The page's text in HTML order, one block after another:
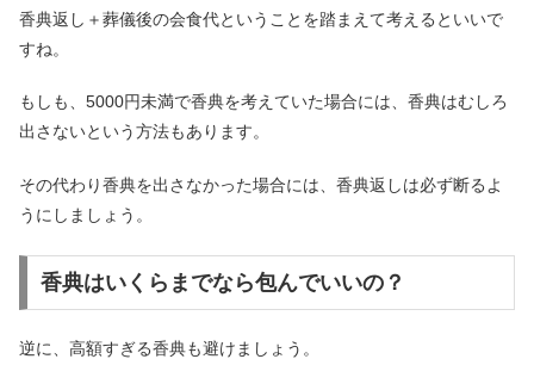
香典返し＋葬儀後の会食代ということを踏まえて考えるといいで
すね。
もしも、5000円未満で香典を考えていた場合には、香典はむしろ
出さないという方法もあります。
その代わり香典を出さなかった場合には、香典返しは必ず断るよ
うにしましょう。
香典はいくらまでなら包んでいいの？
逆に、高額すぎる香典も避けましょう。